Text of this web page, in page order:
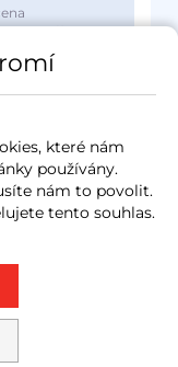
000 Kč
které nám
používány.
nám to povolit.
tento souhlas.